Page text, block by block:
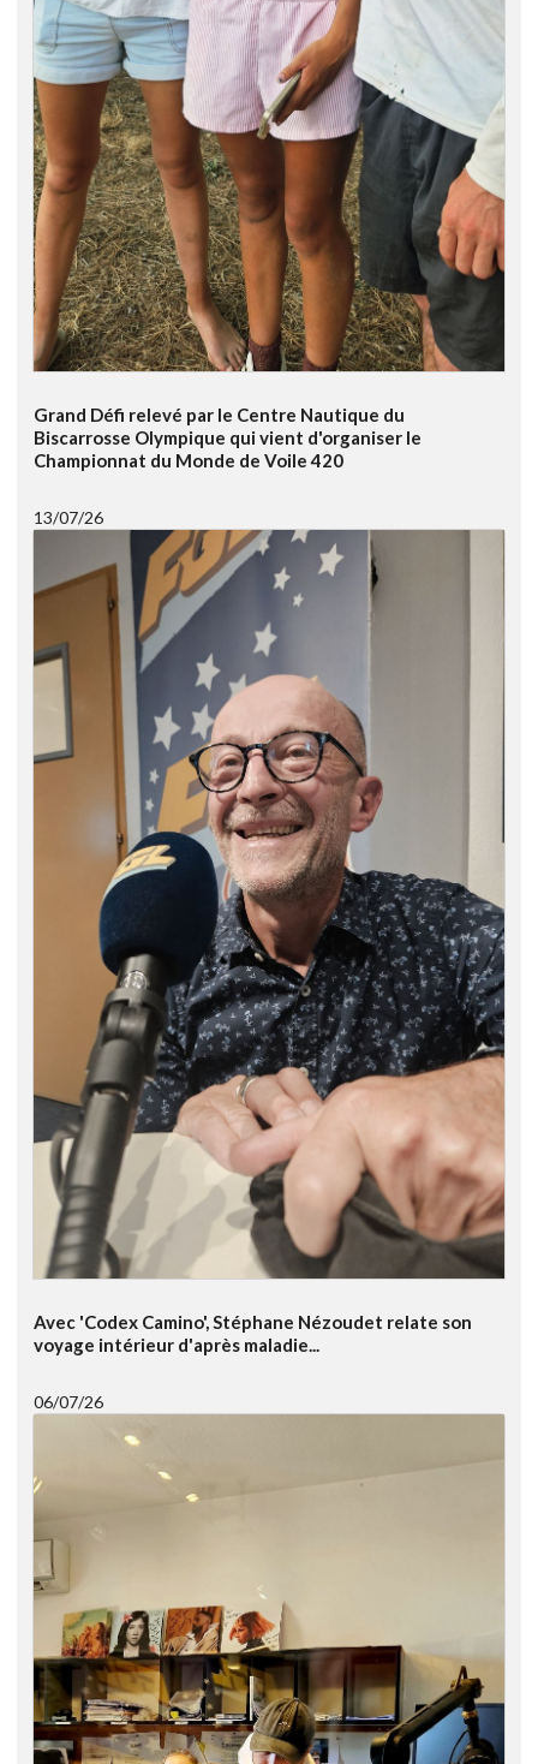
Grand Défi relevé par le Centre Nautique du
Biscarrosse Olympique qui vient d'organiser le
Championnat du Monde de Voile 420
13/07/26
Avec 'Codex Camino', Stéphane Nézoudet relate son
voyage intérieur d'après maladie...
06/07/26